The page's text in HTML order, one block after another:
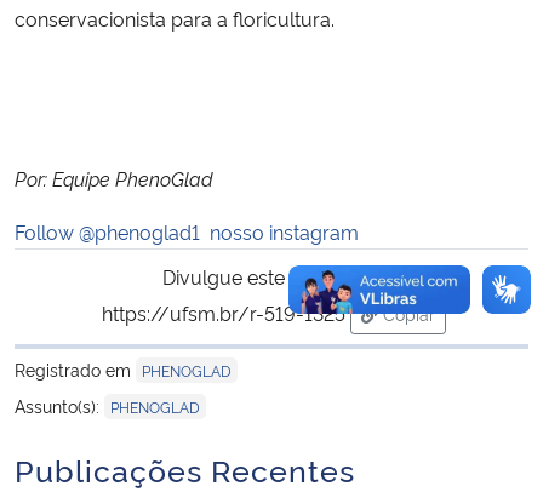
conservacionista para a floricultura.
Por: Equipe PhenoGlad
Follow @phenoglad1 nosso instagram
Divulgue este conteúdo:
https://ufsm.br/r-519-1325
Copiar
para área de
Registrado em
PHENOGLAD
Assunto(s): PHENOGLAD
Publicações Recentes